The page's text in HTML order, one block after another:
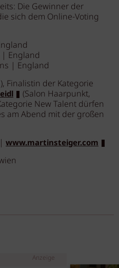
Die Gewinner der
sich dem Online-Voting
| England
| England
Finalistin der Kategorie
(Salon Haarpunkt,
New Talent dürfen
am Abend mit der großen
www.martinsteiger.com
Anzeige